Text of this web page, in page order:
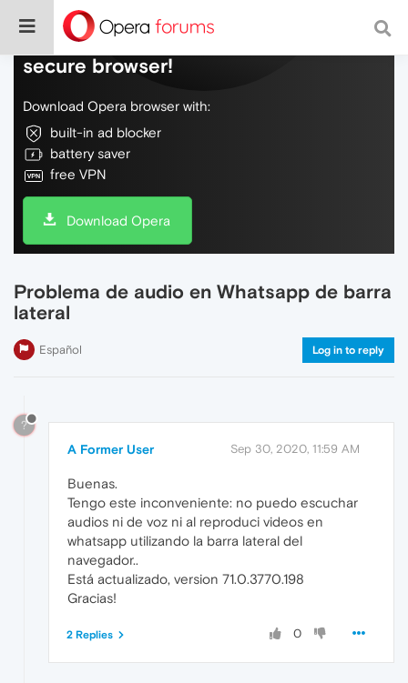
Do more on the web, with a fast and
secure browser!
Download Opera browser with:
built-in ad blocker
battery saver
free VPN
Download Opera
Problema de audio en Whatsapp de barra
lateral
Español Log in to reply
?
A Former User Sep 30, 2020, 11:59 AM
Buenas.
Tengo este inconveniente: no puedo escuchar
audios ni de voz ni al reproduci videos en
whatsapp utilizando la barra lateral del
navegador..
Está actualizado, version 71.0.3770.198
Gracias!
0
2 Replies